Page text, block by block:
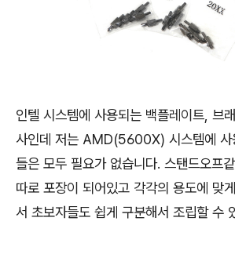
인텔 시스템에 사용되는 백플레이트, 브
사인데 저는 AMD(5600X) 시스템에 사
들은 모두 필요가 없습니다. 스탠드오프
따로 포장이 되어있고 각각의 용도에 맞
서 초보자들도 쉽게 구분해서 조립할 수